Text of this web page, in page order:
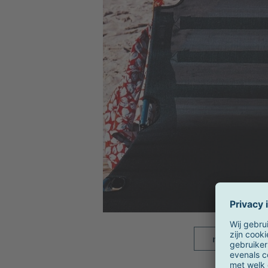
meer beelden